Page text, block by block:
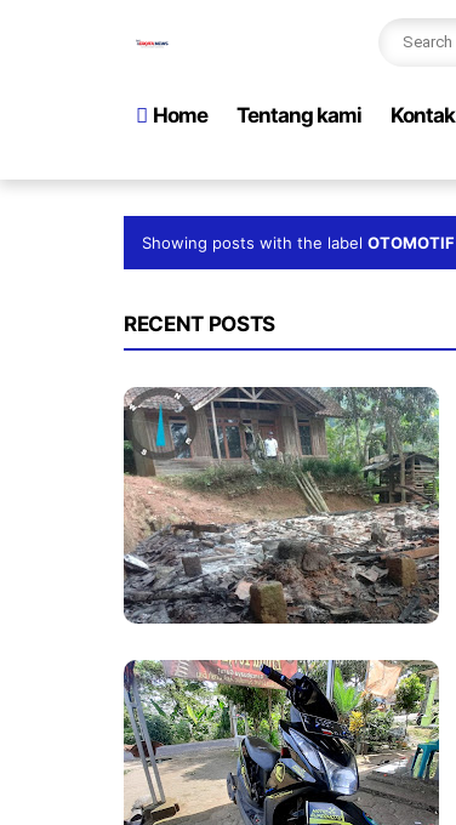
Home Tentang kami Kontak
Showing posts with the label OTOMOTIF
RECENT POSTS